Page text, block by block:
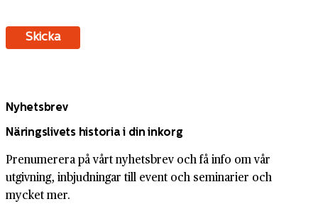
Nyhetsbrev
Näringslivets historia i din inkorg
Prenumerera på vårt nyhetsbrev och få info om vår
utgivning, inbjudningar till event och seminarier och
mycket mer.